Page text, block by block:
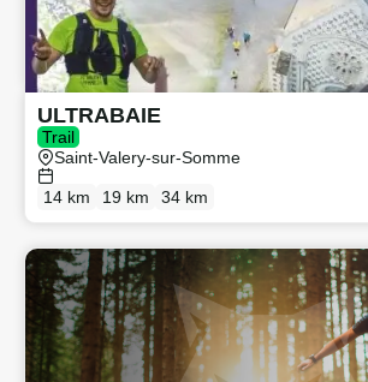
ULTRABAIE
Trail
Saint-Valery-sur-Somme
14 km 19 km 34 km